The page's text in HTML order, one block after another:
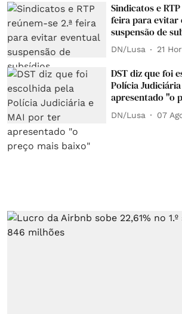
Sindicatos e
feira para evitar
suspensão de
DN/Lusa 21
DST diz que foi
Polícia
apresentado "o
DN/Lusa 07